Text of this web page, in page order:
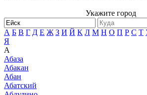
Укажите город
А Б В Г Д Е Ж З И Й К Л М Н О П Р С Т
Я
А
Абаза
Абакан
Абан
Абатский